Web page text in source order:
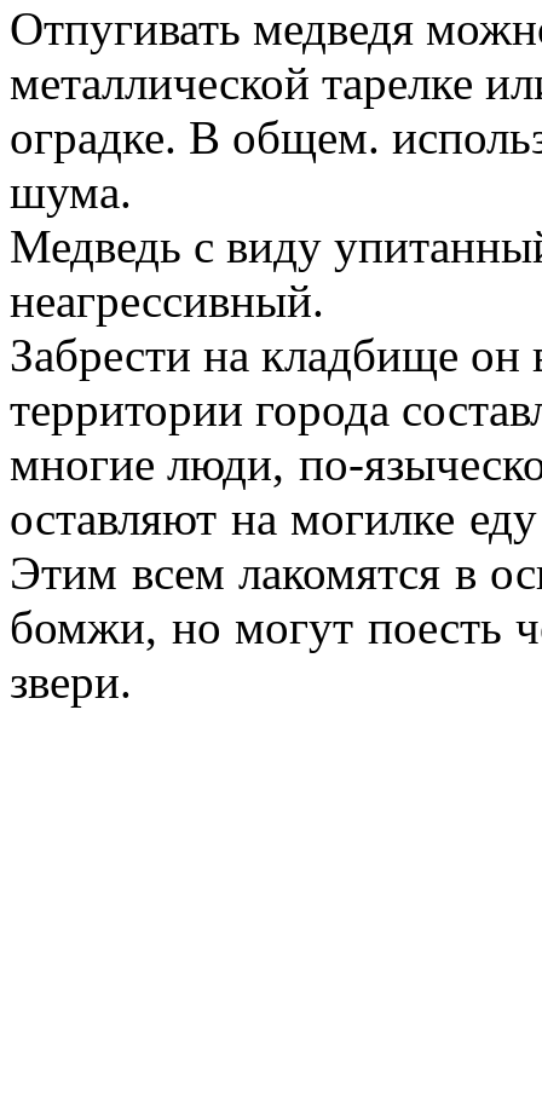
Отпугивать медведя
металлической тарелке
оградке. В общем.
шума.
Медведь с виду
неагрессивный.
Забрести на кладбище
территории города
многие люди, по-
оставляют на могилке
Этим всем лакомятся в
бомжи, но могут поесть
звери.